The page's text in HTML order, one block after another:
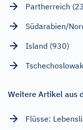
Partherreich
Südarabien/
Island (930)
Weitere Artikel aus
Flüsse: